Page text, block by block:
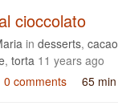
cioccolato
in desserts, cacao
, torta 11 years ago
0 comments 65 min